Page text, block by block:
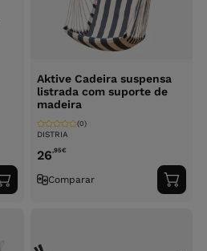
Adicionar
ao
Aktive Cadeira suspensa
listrada com suporte de
madeira
DISTRIA
(0)
26,95€
Comparar
ao